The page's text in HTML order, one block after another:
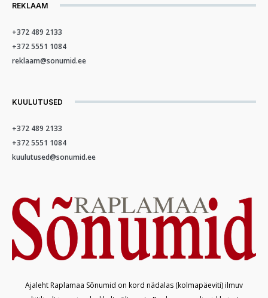
REKLAAM
+372 489 2133
+372 5551 1084
reklaam@sonumid.ee
KUULUTUSED
+372 489 2133
+372 5551 1084
kuulutused@sonumid.ee
Ajaleht Raplamaa Sõnumid on kord nädalas (kolmapäeviti) ilmuv